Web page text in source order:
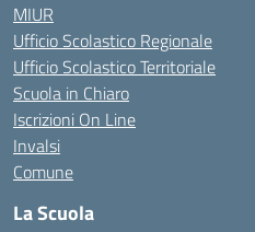
MIUR
Ufficio Scolastico Regionale
Ufficio Scolastico Territoriale
Scuola in Chiaro
Iscrizioni On Line
Invalsi
Comune
La Scuola